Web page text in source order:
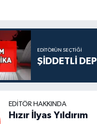
EDITÖRÜN SEÇTIĞI
ŞİDDETLİ
EDITÖR HAKKINDA
Hızır İlyas Yıldırım